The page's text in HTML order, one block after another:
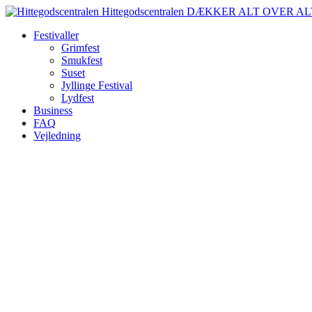
Spring
indhold
Hittegodscentralen DÆKKER ALT OVER
Festivaller
Grimfest
Smukfest
Suset
Jyllinge Festival
Lydfest
Business
FAQ
Vejledning